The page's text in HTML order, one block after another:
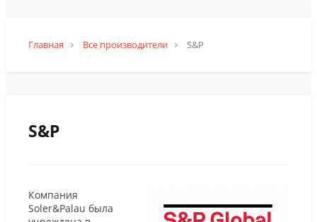
Главная Все производители S&P
S&P
Компания
Soler&Palau была